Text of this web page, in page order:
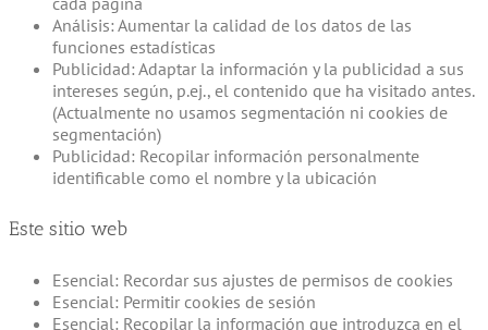
Análisis: Aumentar la calidad de los datos de las
funciones estadísticas
Publicidad: Adaptar la información y la publicidad a sus
intereses según, p.ej., el contenido que ha visitado antes.
(Actualmente no usamos segmentación ni cookies de
segmentación)
Publicidad: Recopilar información personalmente
identificable como el nombre y la ubicación
Este sitio web
Esencial: Recordar sus ajustes de permisos de cookies
Esencial: Permitir cookies de sesión
Esencial: Recopilar la información que introduzca en el